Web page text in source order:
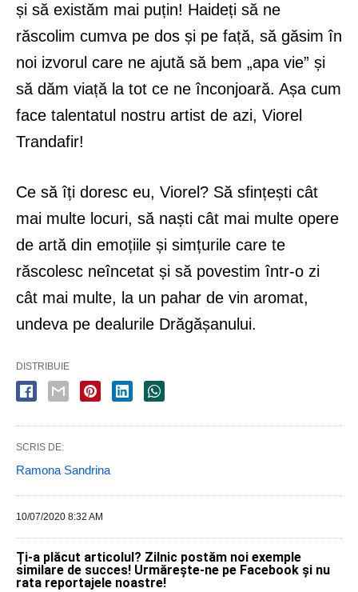
și să existăm mai puțin! Haideți să ne
răscolim cumva pe dos și pe față, să găsim în
noi izvorul care ne ajută să bem „apa vie” și
să dăm viață la tot ce ne înconjoară. Așa cum
face talentatul nostru artist de azi, Viorel
Trandafir!
Ce să îți doresc eu, Viorel? Să sfințești cât
mai multe locuri, să naști cât mai multe opere
de artă din emoțiile și simțurile care te
răscolesc neîncetat și să povestim într-o zi
cât mai multe, la un pahar de vin aromat,
undeva pe dealurile Drăgășanului.
DISTRIBUIE
SCRIS DE:
Ramona Sandrina
10/07/2020 8:32 AM
Ți-a plăcut articolul? Zilnic postăm noi exemple
similare de succes! Urmărește-ne pe Facebook și nu
rata reportajele noastre!